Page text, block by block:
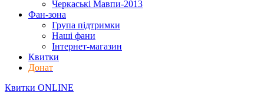
Черкаські Мавпи-2013
Фан-зона
Група підтримки
Наші фани
Інтернет-магазин
Квитки
Донат
Квитки ONLINE